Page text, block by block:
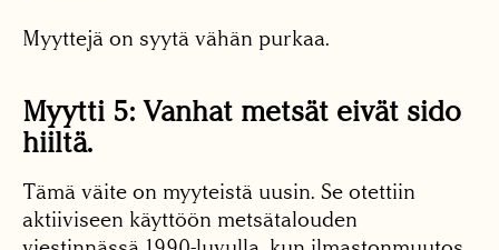
Myyttejä on syytä vähän purkaa.
Myytti 5: Vanhat metsät eivät sido
hiiltä.
Tämä väite on myyteistä uusin. Se otettiin
aktiiviseen käyttöön metsätalouden